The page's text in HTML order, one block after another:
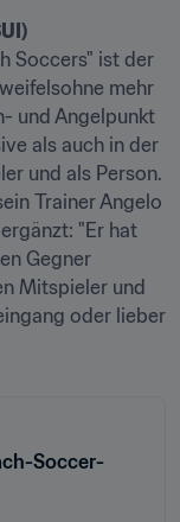
Soccers" ist der
mehr
und Angelpunkt
als auch in der
und als Person.
Trainer Angelo
"Er hat
Gegner
Mitspieler und
oder lieber
Soccer-